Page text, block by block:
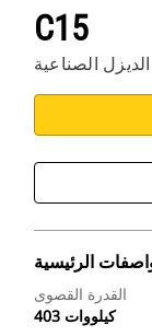
C15
الصناعية
الرئيسية
القدرة القصوى
403 كيلووات